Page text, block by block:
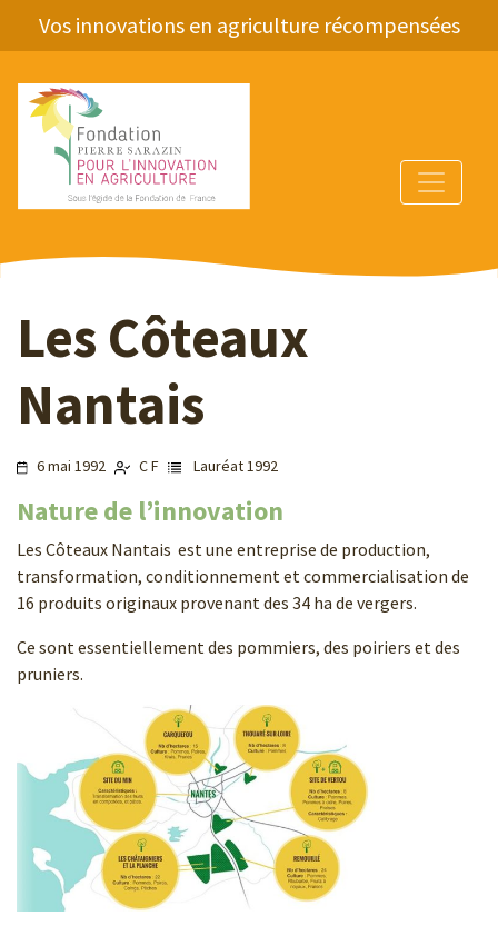
Vos innovations en agriculture récompensées
Les Côteaux
Nantais
6 mai 1992 C F Lauréat 1992
Nature de l’innovation
Les Côteaux Nantais est une entreprise de production,
transformation, conditionnement et commercialisation de
16 produits originaux provenant des 34 ha de vergers.
Ce sont essentiellement des pommiers, des poiriers et des
pruniers.